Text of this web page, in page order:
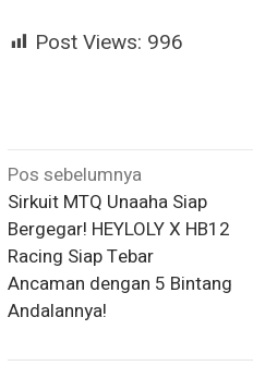
Post Views: 996
Navigasi
pos
Pos sebelumnya
Sirkuit MTQ Unaaha Siap
Bergegar! HEYLOLY X HB12
Racing Siap Tebar
Ancaman dengan 5 Bintang
Andalannya!